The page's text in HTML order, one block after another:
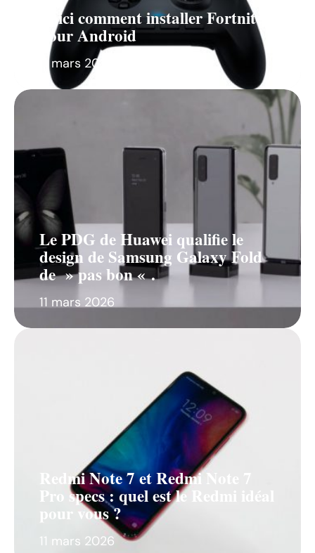
Voici comment installer Fortnite
pour Android
11 mars 2026
Le PDG de Huawei qualifie le
design de Samsung Galaxy Fold
de » pas bon « .
11 mars 2026
Redmi Note 7 et Redmi Note 7
Pro specs : quel est le Redmi idéal
pour vous ?
11 mars 2026